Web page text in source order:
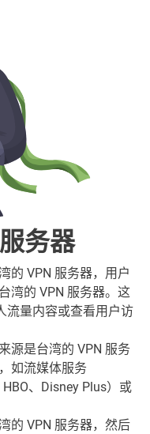
务器
的 VPN 服务器，用户
湾的 VPN 服务器。这
流量内容或查看用户访
源是台湾的 VPN 服务
如流媒体服务
、Disney Plus）或
的 VPN 服务器，然后